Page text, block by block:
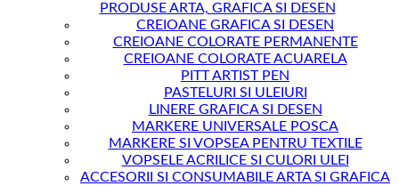
PRODUSE ARTA, GRAFICA SI DESEN
CREIOANE GRAFICA SI DESEN
CREIOANE COLORATE PERMANENTE
CREIOANE COLORATE ACUARELA
PITT ARTIST PEN
PASTELURI SI ULEIURI
LINERE GRAFICA SI DESEN
MARKERE UNIVERSALE POSCA
MARKERE SI VOPSEA PENTRU TEXTILE
VOPSELE ACRILICE SI CULORI ULEI
ACCESORII SI CONSUMABILE ARTA SI GRAFICA